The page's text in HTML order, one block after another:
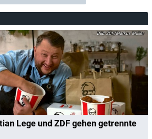
ZDF/Markus Müller
Lege und ZDF gehen getrennte